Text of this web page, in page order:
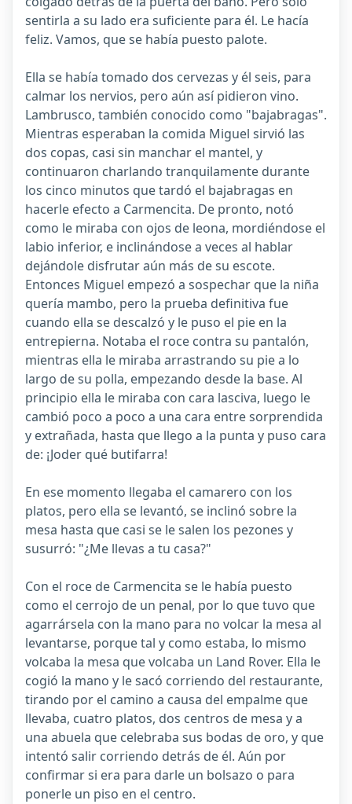
sentirla a su lado era suficiente para él. Le hacía
feliz. Vamos, que se había puesto palote.
Ella se había tomado dos cervezas y él seis, para
calmar los nervios, pero aún así pidieron vino.
Lambrusco, también conocido como "bajabragas".
Mientras esperaban la comida Miguel sirvió las
dos copas, casi sin manchar el mantel, y
continuaron charlando tranquilamente durante
los cinco minutos que tardó el bajabragas en
hacerle efecto a Carmencita. De pronto, notó
como le miraba con ojos de leona, mordiéndose el
labio inferior, e inclinándose a veces al hablar
dejándole disfrutar aún más de su escote.
Entonces Miguel empezó a sospechar que la niña
quería mambo, pero la prueba definitiva fue
cuando ella se descalzó y le puso el pie en la
entrepierna. Notaba el roce contra su pantalón,
mientras ella le miraba arrastrando su pie a lo
largo de su polla, empezando desde la base. Al
principio ella le miraba con cara lasciva, luego le
cambió poco a poco a una cara entre sorprendida
y extrañada, hasta que llego a la punta y puso cara
de: ¡Joder qué butifarra!
En ese momento llegaba el camarero con los
platos, pero ella se levantó, se inclinó sobre la
mesa hasta que casi se le salen los pezones y
susurró: "¿Me llevas a tu casa?"
Con el roce de Carmencita se le había puesto
como el cerrojo de un penal, por lo que tuvo que
agarrársela con la mano para no volcar la mesa al
levantarse, porque tal y como estaba, lo mismo
volcaba la mesa que volcaba un Land Rover. Ella le
cogió la mano y le sacó corriendo del restaurante,
tirando por el camino a causa del empalme que
llevaba, cuatro platos, dos centros de mesa y a
una abuela que celebraba sus bodas de oro, y que
intentó salir corriendo detrás de él. Aún por
confirmar si era para darle un bolsazo o para
ponerle un piso en el centro.